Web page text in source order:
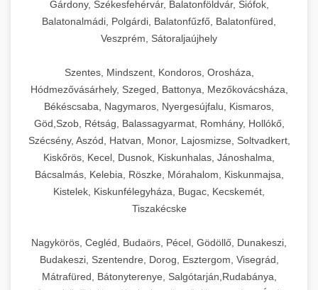
Gárdony, Székesfehérvár, Balatonföldvár, Siófok,
Balatonalmádi, Polgárdi, Balatonfűzfő, Balatonfüred,
Veszprém, Sátoraljaújhely
Szentes, Mindszent, Kondoros, Orosháza,
Hódmezővásárhely, Szeged, Battonya, Mezőkovácsháza,
Békéscsaba, Nagymaros, Nyergesújfalu, Kismaros,
Göd,Szob, Rétság, Balassagyarmat, Romhány, Hollókő,
Szécsény, Aszód, Hatvan, Monor, Lajosmizse, Soltvadkert,
Kiskőrös, Kecel, Dusnok, Kiskunhalas, Jánoshalma,
Bácsalmás, Kelebia, Röszke, Mórahalom, Kiskunmajsa,
Kistelek, Kiskunfélegyháza, Bugac, Kecskemét,
Tiszakécske
Nagykörös, Cegléd, Budaörs, Pécel, Gödöllő, Dunakeszi,
Budakeszi, Szentendre, Dorog, Esztergom, Visegrád,
Mátrafüred, Bátonyterenye, Salgótarján,Rudabánya,